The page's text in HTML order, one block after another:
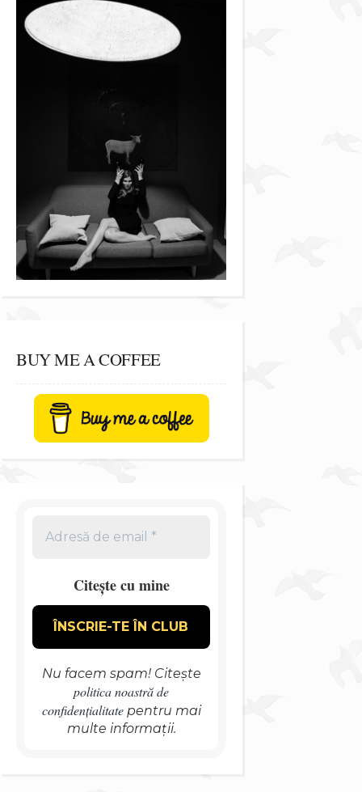
BUY ME A COFFEE
Citește cu mine
Nu facem spam! Citește
politica noastră de
confidențialitatepentru mai
multe informații.